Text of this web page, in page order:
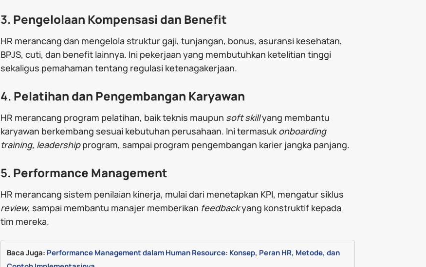
3. Pengelolaan Kompensasi dan Benefit
HR merancang dan mengelola struktur gaji, tunjangan, bonus, asuransi kesehatan,
BPJS, cuti, dan benefit lainnya. Ini pekerjaan yang membutuhkan ketelitian tinggi
sekaligus pemahaman tentang regulasi ketenagakerjaan.
4. Pelatihan dan Pengembangan Karyawan
HR merancang program pelatihan, baik teknis maupun soft skillyang membantu
karyawan berkembang sesuai kebutuhan perusahaan. Ini termasukonboarding
training, leadershipprogram, sampai program pengembangan karier jangka panjang.
5. Performance Management
HR merancang sistem penilaian kinerja, mulai dari menetapkan KPI, mengatur siklus
review, sampai membantu manajer memberikan feedbackyang konstruktif kepada
tim mereka.
Baca Juga: Performance Management dalam Human Resource: Konsep, Peran HR, Metode, dan